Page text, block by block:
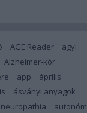
AGE Reader
agyi
Alzheimer-kór
app
április
ásványi anyagok
autonóm